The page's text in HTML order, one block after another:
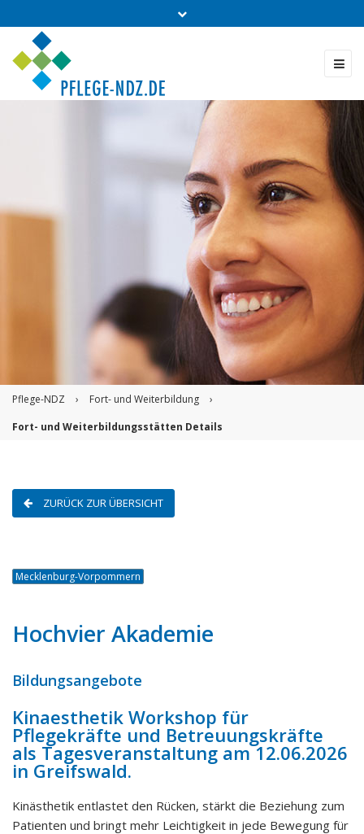
Pflege-NDZ › Fort- und Weiterbildung
›
Fort- und Weiterbildungsstätten Details
ZURÜCK ZUR ÜBERSICHT
Mecklenburg-Vorpommern
Hochvier Akademie
Bildungsangebote
Kinaesthetik Workshop für
Pflegekräfte und Betreuungskräfte
als Tagesveranstaltung am 12.06.2026
in Greifswald.
Kinästhetik entlastet den Rücken, stärkt die Beziehung zum
Patienten und bringt mehr Leichtigkeit in jede Bewegung für